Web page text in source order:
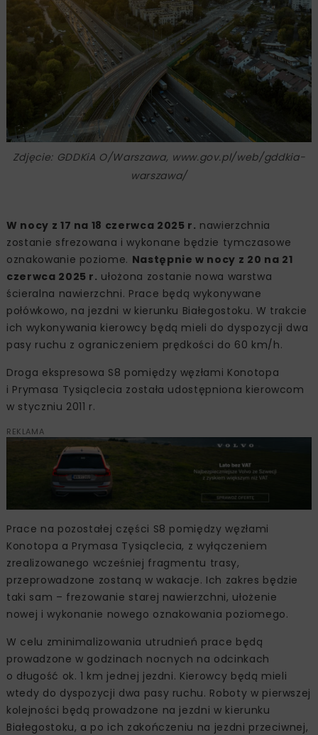
Zdjęcie: GDDKiA O/Warszawa, www.gov.pl/web/gddkia-
warszawa/
W nocy z 17 na 18 czerwca 2025 r. nawierzchnia
zostanie sfrezowana i wykonane będzie tymczasowe
oznakowanie poziome. Następnie w nocy z 20 na 21
czerwca 2025 r. ułożona zostanie nowa warstwa
ścieralna nawierzchni. Prace będą wykonywane
połówkowo, na jezdni w kierunku Białegostoku. W trakcie
ich wykonywania kierowcy będą mieli do dyspozycji dwa
pasy ruchu z ograniczeniem prędkości do 60 km/h.
Droga ekspresowa S8 pomiędzy węzłami Konotopa
i Prymasa Tysiąclecia została udostępniona kierowcom
w styczniu 2011 r.
REKLAMA
Prace na pozostałej części S8 pomiędzy węzłami
Konotopa a Prymasa Tysiąclecia, z wyłączeniem
zrealizowanego wcześniej fragmentu trasy,
przeprowadzone zostaną w wakacje. Ich zakres będzie
taki sam – frezowanie starej nawierzchni, ułożenie
nowej i wykonanie nowego oznakowania poziomego.
W celu zminimalizowania utrudnień prace będą
prowadzone w godzinach nocnych na odcinkach
o długość ok. 1 km jednej jezdni. Kierowcy będą mieli
wtedy do dyspozycji dwa pasy ruchu. Roboty w pierwszej
kolejności będą prowadzone na jezdni w kierunku
Białegostoku, a po ich zakończeniu na jezdni przeciwnej,